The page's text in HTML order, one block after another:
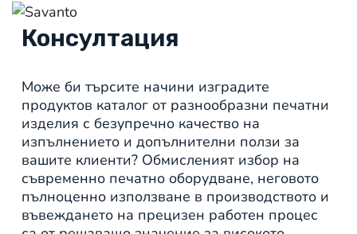
Консултация
Може би търсите начини изградите
продуктов каталог от разнообразни печатни
изделия с безупречно качество на
изпълнението и допълнителни ползи за
вашите клиенти? Обмисленият избор на
съвременно печатно оборудване, неговото
пълноценно използване в производството и
въвеждането на прецизен работен процес